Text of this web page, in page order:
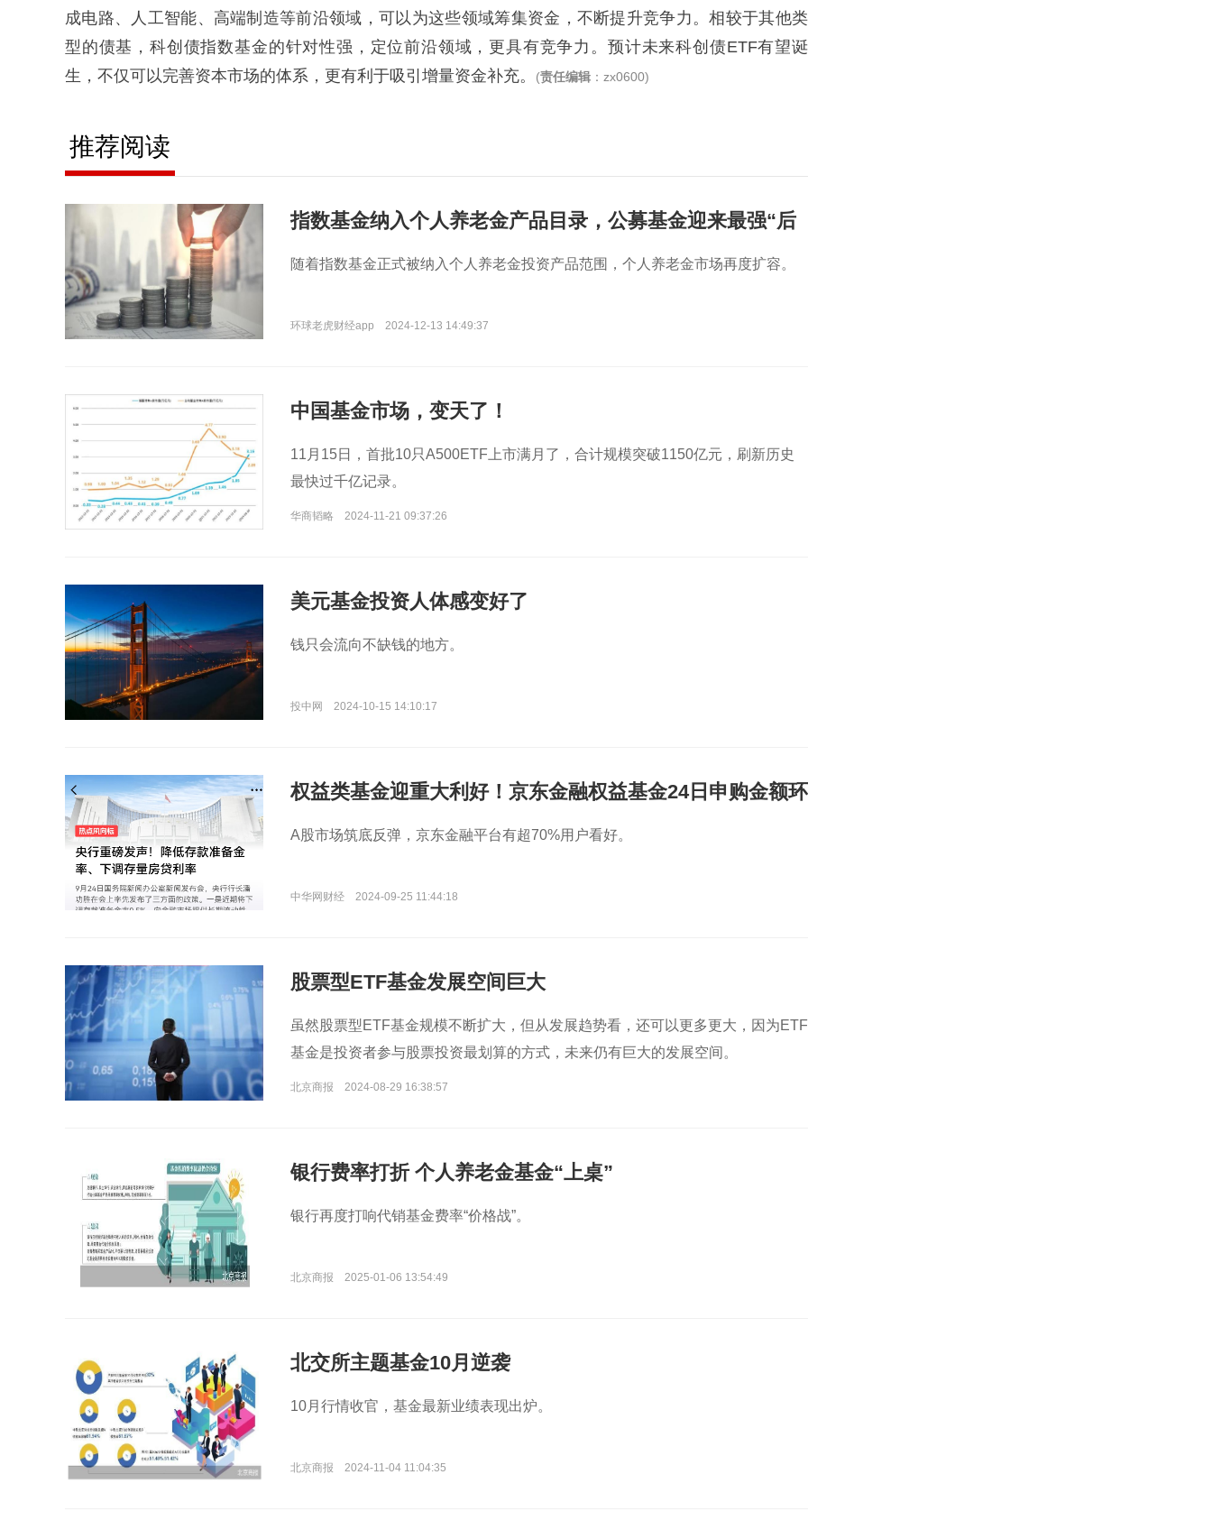
成电路、人工智能、高端制造等前沿领域，可以为这些领域筹集资金，不断提升竞争力。相较于其他类
型的债基，科创债指数基金的针对性强，定位前沿领域，更具有竞争力。预计未来科创债ETF有望诞
生，不仅可以完善资本市场的体系，更有利于吸引增量资金补充。
(责任编辑 ：zx0600)
推荐阅读
指数基金纳入个人养老金产品目录，公募基金迎来最强“后
援”
随着指数基金正式被纳入个人养老金投资产品范围，个人养老金市场再度扩容。
环球老虎财经app 2024-12-13 14:49:37
中国基金市场，变天了！
11月15日，首批10只A500ETF上市满月了，合计规模突破1150亿元，刷新历史
最快过千亿记录。
华商韬略 2024-11-21 09:37:26
美元基金投资人体感变好了
钱只会流向不缺钱的地方。
投中网 2024-10-15 14:10:17
权益类基金迎重大利好！京东金融权益基金24日申购金额环
比增长130%
A股市场筑底反弹，京东金融平台有超70%用户看好。
中华网财经 2024-09-25 11:44:18
股票型ETF基金发展空间巨大
虽然股票型ETF基金规模不断扩大，但从发展趋势看，还可以更多更大，因为ETF
基金是投资者参与股票投资最划算的方式，未来仍有巨大的发展空间。
北京商报 2024-08-29 16:38:57
银行费率打折 个人养老金基金“上桌”
银行再度打响代销基金费率“价格战”。
北京商报 2025-01-06 13:54:49
北交所主题基金10月逆袭
10月行情收官，基金最新业绩表现出炉。
北京商报 2024-11-04 11:04:35